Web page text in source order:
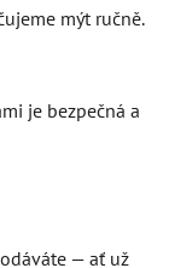
mýt ručně.
je bezpečná a
— ať už